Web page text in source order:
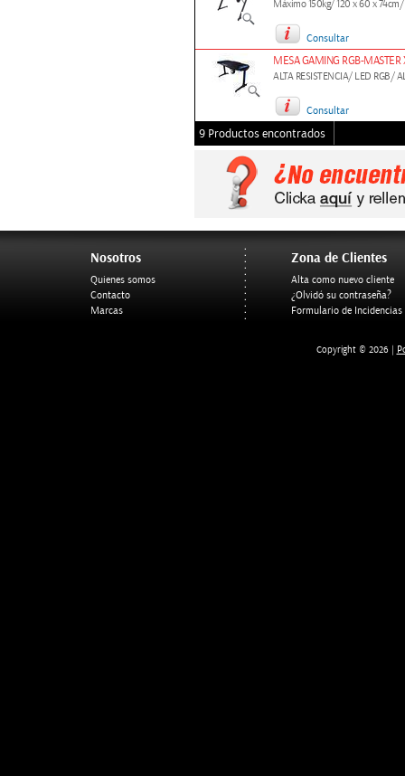
Máximo 150kg/ 120 x 60 x
Consultar
MESA GAMING RGB-MASTER
ALTA RESISTENCIA/ LED RGB/
Consultar
9 Productos encontrados
Nosotros
Quienes somos
Contacto
Marcas
Zona de Clientes
Alta como nuevo cliente
¿Olvidó su contraseña?
Formulario de Incidencias
Copyright © 2026 |